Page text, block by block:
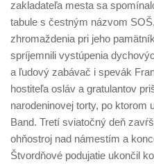
zakladateľa mesta sa
tabule s čestným názvom
zhromaždenia pri jeho
spríjemnili vystúpenia
a ľudový zabávač i spevák
hostiteľa osláv a gratulantov
narodeninovej torty, po ktorom
Band. Tretí sviatočný deň
ohňostroj nad námestím a
Štvordňové podujatie ukončil